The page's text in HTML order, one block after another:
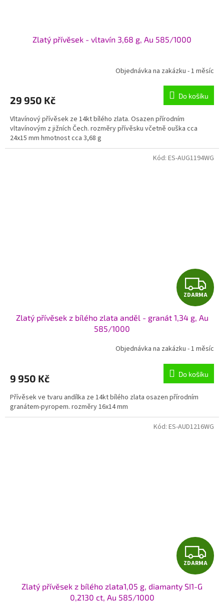
Zlatý přívěsek - vltavín 3,68 g, Au 585/1000
Objednávka na zakázku - 1 měsíc
29 950 Kč Do košíku
Vltavínový přívěsek ze 14kt bílého zlata. Osazen přírodním
vltavínovým z jižních Čech. rozměry přívěsku včetně ouška cca
24x15 mm hmotnost cca 3,68 g
Z
D
A
R
M
A
ZDARMA
Zlatý přívěsek z bílého zlata anděl - granát 1,34 g, Au
585/1000
Objednávka na zakázku - 1 měsíc
9 950 Kč Do košíku
Přívěsek ve tvaru andílka ze 14kt bílého zlata osazen přírodním
granátem-pyropem. rozměry 16x14 mm
Kód: ES-AUG1194WG
Z
D
ZDARMA
Zlatý přívěsek z bílého zlata1,05 g, diamanty SI1-G
0,2130 ct, Au 585/1000
Kód: ES-AUD1216WG